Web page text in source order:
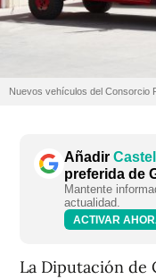
Nuevos vehículos del Consorcio
Añadir
preferida de
Mantente
actualidad.
ACTIVAR
La Diputación de